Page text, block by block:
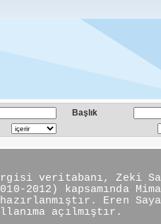
Başlık
veritabanı, Zeki
2012) kapsamında
Eren
açılmıştır.